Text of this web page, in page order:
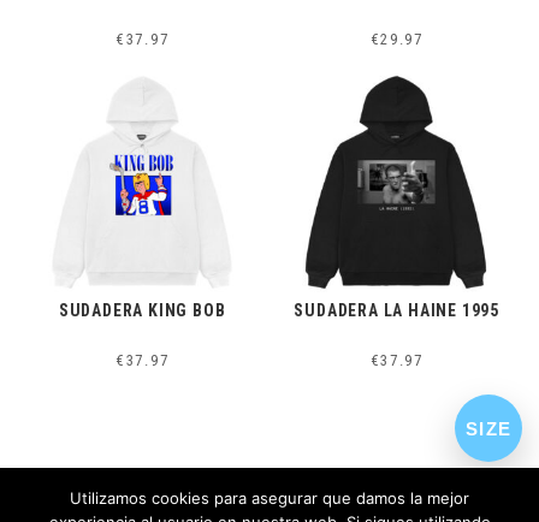
€ 37.97 €29.97
SUDADERA KING BOB
€ 37.97
SUDADERA LA HAINE 1995
€37.97
SIZE
Utilizamos cookies para asegurar que damos la mejor